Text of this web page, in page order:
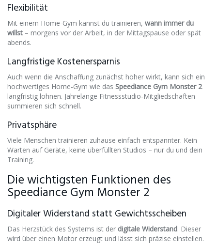
Flexibilität
Mit einem Home-Gym kannst du trainieren, wann immer du
willst – morgens vor der Arbeit, in der Mittagspause oder spät
abends.
Langfristige Kostenersparnis
Auch wenn die Anschaffung zunächst höher wirkt, kann sich ein
hochwertiges Home-Gym wie das Speediance Gym Monster 2
langfristig lohnen. Jahrelange Fitnessstudio-Mitgliedschaften
summieren sich schnell.
Privatsphäre
Viele Menschen trainieren zuhause einfach entspannter. Kein
Warten auf Geräte, keine überfüllten Studios – nur du und dein
Training.
Die wichtigsten Funktionen des
Speediance Gym Monster 2
Digitaler Widerstand statt Gewichtsscheiben
Das Herzstück des Systems ist der digitale Widerstand. Dieser
wird über einen Motor erzeugt und lässt sich präzise einstellen.